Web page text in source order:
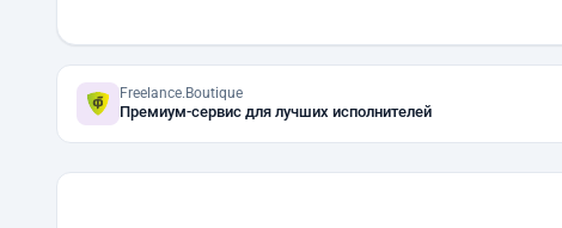
Freelance.Boutique
Премиум-сервис для лучших исполнителей